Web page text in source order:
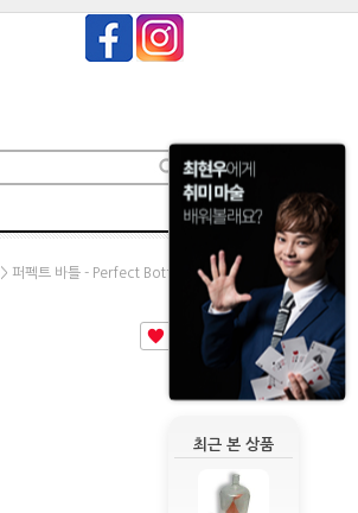
최근 본 상품
> 퍼펙트 바틀 - Perfect Bottle